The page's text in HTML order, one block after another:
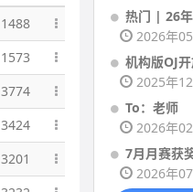
1488
1573
3774
3424
3201
热门 | 26年
2026年
机构版OJ
2025年
To：老师
2026年
7月月赛获
2026年